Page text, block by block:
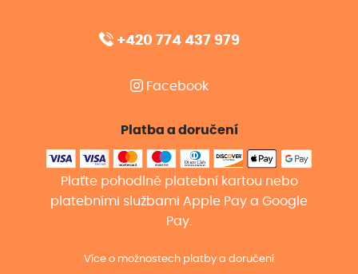
+420 774 437 979
Facebook
Platba a doručení
Plaťte pohodlně platební kartou nebo
platebními službami Apple Pay a Google
Pay.
Více o možnostech platby a doručení